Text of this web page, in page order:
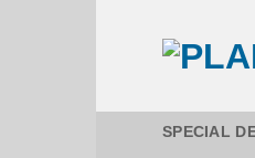
SPECIAL